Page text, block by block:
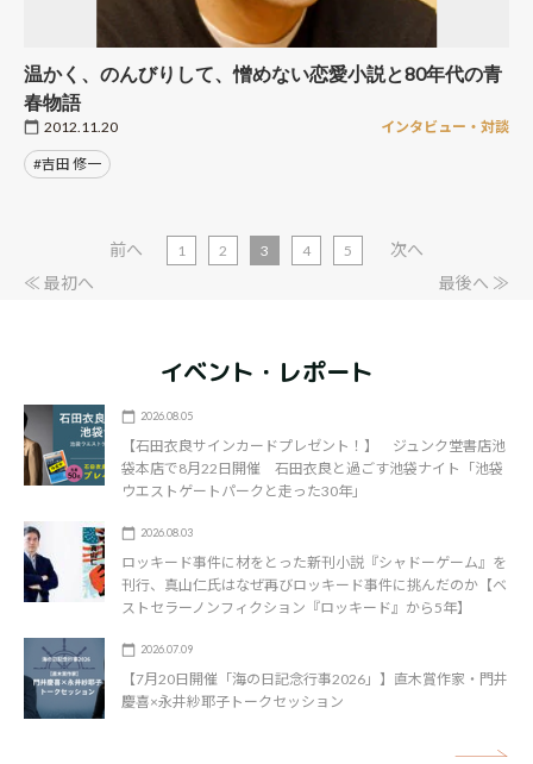
温かく、のんびりして、憎めない恋愛小説と80年代の青
春物語
2012.11.20 インタビュー・対談
#吉田 修一
≪ 最初へ
前へ 1 2 3 4 5
次へ
最後へ ≫
イベント・レポート
2026.08.05
【石田衣良サインカードプレゼント！】 ジュンク堂書店池
袋本店で8月22日開催 石田衣良と過ごす池袋ナイト「池袋
ウエストゲートパークと走った30年」
2026.08.03
ロッキード事件に材をとった新刊小説『シャドーゲーム』を
刊行、真山仁氏はなぜ再びロッキード事件に挑んだのか【ベ
ストセラーノンフィクション『ロッキード』から5年】
2026.07.09
【7月20日開催「海の日記念行事2026」】直木賞作家・門井
慶喜×永井紗耶子トークセッション